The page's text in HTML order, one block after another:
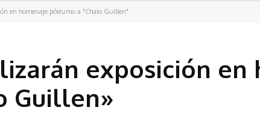
en homenaje póstumo a "Chalo Guillen"
exposición en
Guillen»